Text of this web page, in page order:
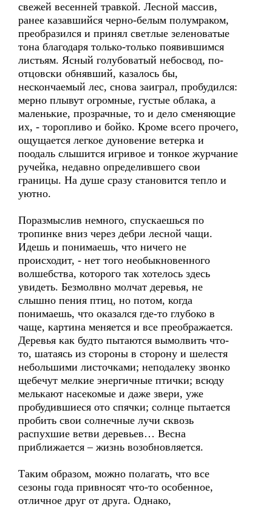
свежей весенней травкой. Лесной массив,
ранее казавшийся черно-белым полумраком,
преобразился и принял светлые зеленоватые
тона благодаря только-только появившимся
листьям. Ясный голубоватый небосвод, по-
отцовски обнявший, казалось бы,
нескончаемый лес, снова заиграл, пробудился:
мерно плывут огромные, густые облака, а
маленькие, прозрачные, то и дело сменяющие
их, - торопливо и бойко. Кроме всего прочего,
ощущается легкое дуновение ветерка и
поодаль слышится игривое и тонкое журчание
ручейка, недавно определившего свои
границы. На душе сразу становится тепло и
уютно.
Поразмыслив немного, спускаешься по
тропинке вниз через дебри лесной чащи.
Идешь и понимаешь, что ничего не
происходит, - нет того необыкновенного
волшебства, которого так хотелось здесь
увидеть. Безмолвно молчат деревья, не
слышно пения птиц, но потом, когда
понимаешь, что оказался где-то глубоко в
чаще, картина меняется и все преображается.
Деревья как будто пытаются вымолвить что-
то, шатаясь из стороны в сторону и шелестя
небольшими листочками; неподалеку звонко
щебечут мелкие энергичные птички; всюду
мелькают насекомые и даже звери, уже
пробудившиеся ото спячки; солнце пытается
пробить свои солнечные лучи сквозь
распухшие ветви деревьев… Весна
приближается – жизнь возобновляется.
Таким образом, можно полагать, что все
сезоны года привносят что-то особенное,
отличное друг от друга. Однако,